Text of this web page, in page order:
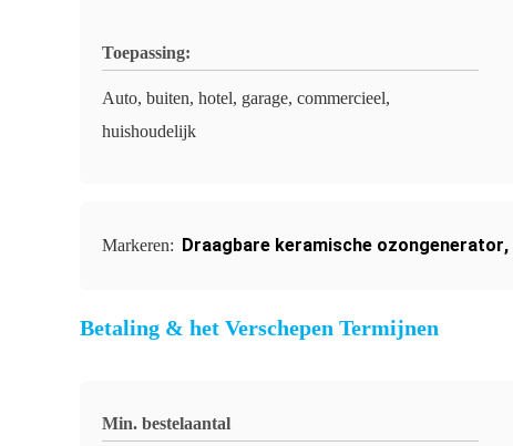
Toepassing:
Auto, buiten, hotel, garage, commercieel,
huishoudelijk
Markeren: Draagbare keramische ozongenerator,
Betaling & het Verschepen Termijnen
Min. bestelaantal